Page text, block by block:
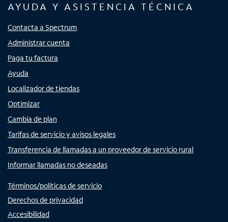
AYUDA Y ASISTENCIA TÉCNICA
Contacta a Spectrum
Administrar cuenta
Paga tu factura
Ayuda
Localizador de tiendas
Optimizar
Cambia de plan
Tarifas de servicio y avisos legales
Transferencia de llamadas a un proveedor de servicio rural
Informar llamadas no deseadas
Términos/políticas de servicio
Derechos de privacidad
Accesibilidad